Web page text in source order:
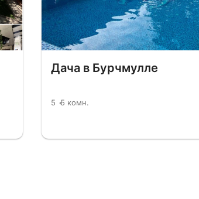
Дача в Бурчмулле
5 5 комн.